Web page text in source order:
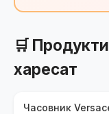
🛒
харесат
Часовник